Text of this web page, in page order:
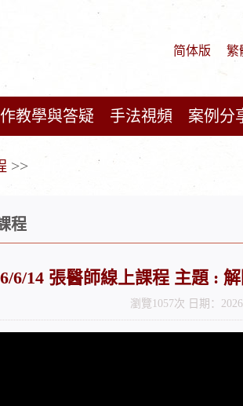
简体版 繁
教學與答疑 手法視頻 案例分
>>
程
6/14 張醫師線上課程 主題 :
瀏覽1057次 日期：